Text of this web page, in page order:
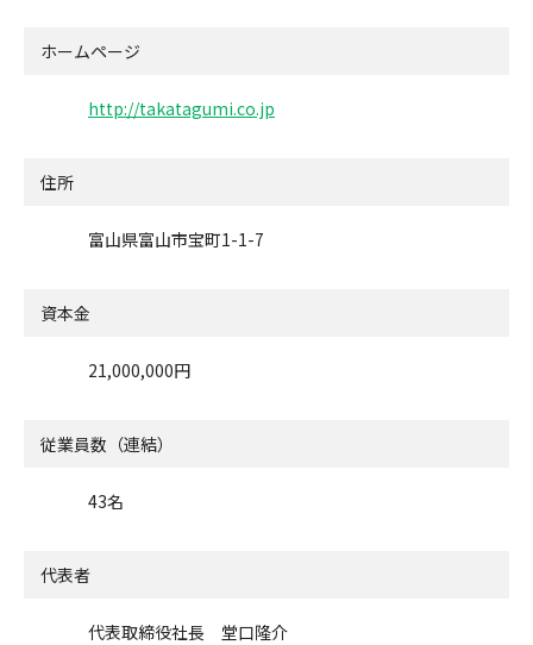
ホームページ
http://takatagumi.co.jp
住所
富山県富山市宝町1-1-7
資本金
21,000,000円
従業員数（連結）
43名
代表者
代表取締役社長 堂口隆介